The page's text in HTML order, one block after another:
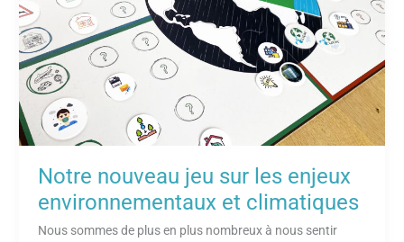
Notre nouveau jeu sur les enjeux
environnementaux et climatiques
Nous sommes de plus en plus nombreux à nous sentir
enjeux
environnementaux
et
climatiques